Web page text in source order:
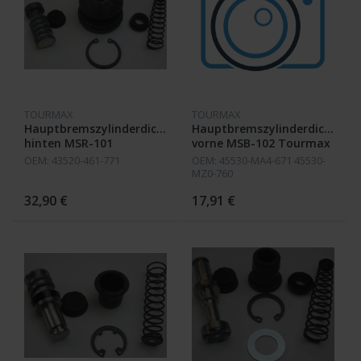
TOURMAX
Hauptbremszylinderdichtsatz
hinten MSR-101
Tourmax
OEM: 43520-461-771
32,90 €
TOURMAX
Hauptbremszylinderdichtsatz
vorne MSB-102 Tourmax
OEM: 45530-MA4-671 45530-
MZ0-760
17,91 €